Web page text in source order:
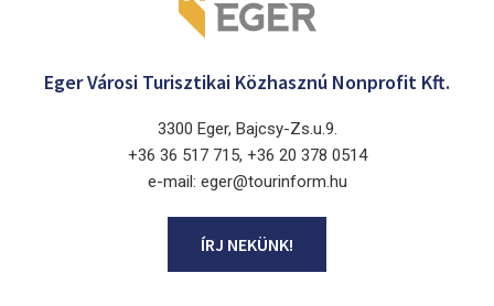
Eger Városi Turisztikai Közhasznú Nonprofit Kft.
3300 Eger, Bajcsy-Zs.u.9.
+36 36 517 715, +36 20 378 0514
e-mail: eger@tourinform.hu
ÍRJ NEKÜNK!